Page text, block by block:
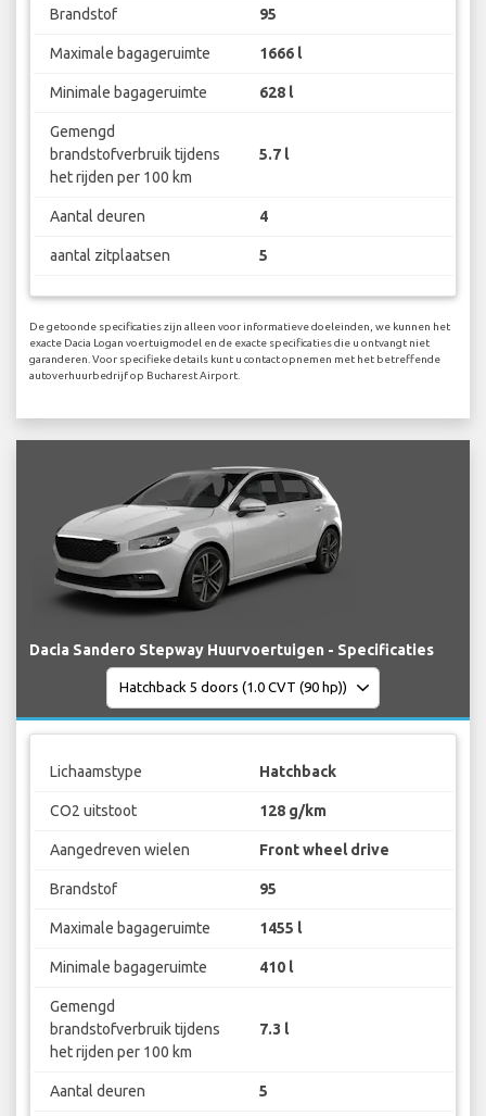
Brandstof 95
Maximale bagageruimte 1666 l
Minimale bagageruimte 628 l
Gemengd
brandstofverbruik tijdens
het rijden per 100 km
5.7 l
Aantal deuren 4
aantal zitplaatsen 5
De getoonde specificaties zijn alleen voor informatieve doeleinden, we kunnen het
exacte Dacia Logan voertuigmodel en de exacte specificaties die u ontvangt niet
garanderen. Voor specifieke details kunt u contact opnemen met het betreffende
autoverhuurbedrijf op Bucharest Airport.
Dacia Sandero Stepway Huurvoertuigen - Specificaties
Lichaamstype Hatchback
CO2 uitstoot 128 g/km
Aangedreven wielen Front wheel drive
Brandstof 95
Maximale bagageruimte 1455 l
Minimale bagageruimte 410 l
Gemengd
brandstofverbruik tijdens
het rijden per 100 km
7.3 l
Aantal deuren 5